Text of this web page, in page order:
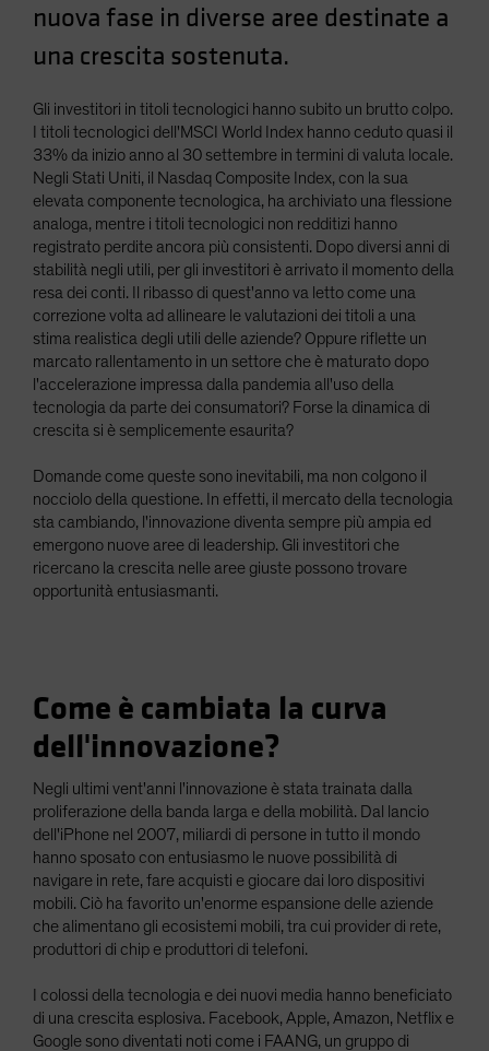
US (Non-US Citizens/NRC)
nuova fase in diverse aree destinate a
una crescita sostenuta.
Gli investitori in titoli tecnologici hanno subito un brutto colpo.
I titoli tecnologici dell'MSCI World Index hanno ceduto quasi il
33% da inizio anno al 30 settembre in termini di valuta locale.
Negli Stati Uniti, il Nasdaq Composite Index, con la sua
elevata componente tecnologica, ha archiviato una flessione
analoga, mentre i titoli tecnologici non redditizi hanno
registrato perdite ancora più consistenti. Dopo diversi anni di
stabilità negli utili, per gli investitori è arrivato il momento della
resa dei conti. Il ribasso di quest'anno va letto come una
correzione volta ad allineare le valutazioni dei titoli a una
stima realistica degli utili delle aziende? Oppure riflette un
marcato rallentamento in un settore che è maturato dopo
l'accelerazione impressa dalla pandemia all'uso della
tecnologia da parte dei consumatori? Forse la dinamica di
crescita si è semplicemente esaurita?
Domande come queste sono inevitabili, ma non colgono il
nocciolo della questione. In effetti, il mercato della tecnologia
sta cambiando, l'innovazione diventa sempre più ampia ed
emergono nuove aree di leadership. Gli investitori che
ricercano la crescita nelle aree giuste possono trovare
opportunità entusiasmanti.
Come è cambiata la curva
dell'innovazione?
Negli ultimi vent'anni l'innovazione è stata trainata dalla
proliferazione della banda larga e della mobilità. Dal lancio
dell'iPhone nel 2007, miliardi di persone in tutto il mondo
hanno sposato con entusiasmo le nuove possibilità di
navigare in rete, fare acquisti e giocare dai loro dispositivi
mobili. Ciò ha favorito un'enorme espansione delle aziende
che alimentano gli ecosistemi mobili, tra cui provider di rete,
produttori di chip e produttori di telefoni.
I colossi della tecnologia e dei nuovi media hanno beneficiato
di una crescita esplosiva. Facebook, Apple, Amazon, Netflix e
Google sono diventati noti come i FAANG, un gruppo di